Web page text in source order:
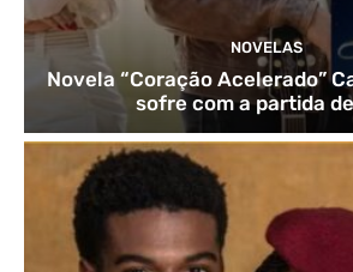
NOVELAS
Novela “Coração Acelerado”
sofre com a partida